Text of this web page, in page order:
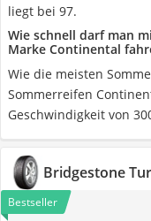
liegt bei 97.
Wie schnell darf man
Marke Continental
Wie die meisten
Sommerreifen
Geschwindigkeit von
Bridgestone
Bestseller